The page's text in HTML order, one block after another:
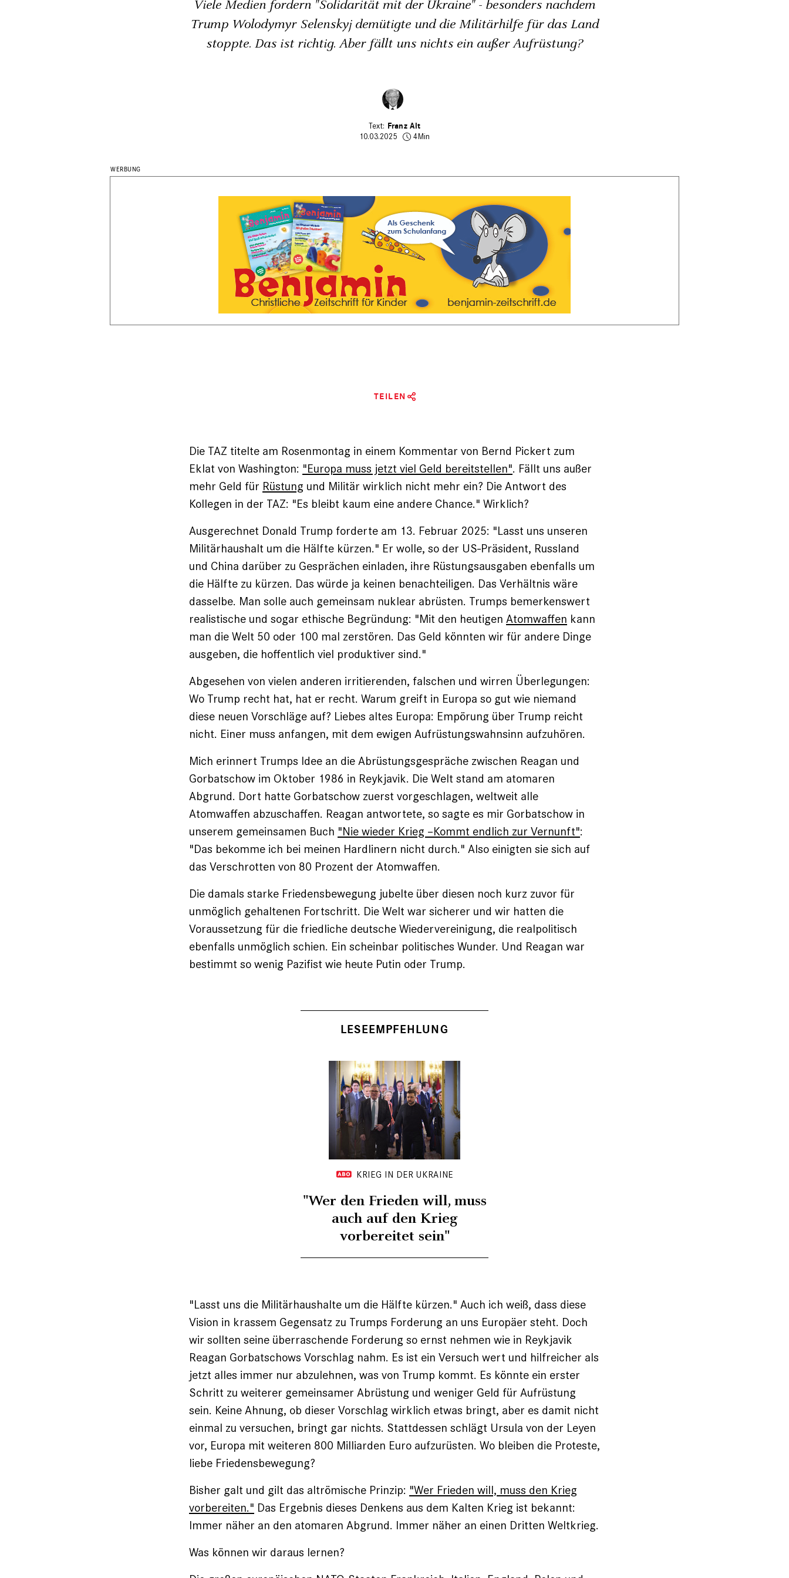
Viele Medien fordern "Solidarität mit der Ukraine" - besonders nachdem
Trump Wolodymyr Selenskyj demütigte und die Militärhilfe für das Land
stoppte. Das ist richtig. Aber fällt uns nichts ein außer Aufrüstung?
Franz Alt
10.03.2025
4Min
TEILEN
Die TAZ titelte am Rosenmontag in einem Kommentar von Bernd Pickert zum
Eklat von Washington: "Europa muss jetzt viel Geld bereitstellen". Fällt uns außer
mehr Geld für Rüstung und Militär wirklich nicht mehr ein? Die Antwort des
Kollegen in der TAZ: "Es bleibt kaum eine andere Chance." Wirklich?
Ausgerechnet Donald Trump forderte am 13. Februar 2025: "Lasst uns unseren
Militärhaushalt um die Hälfte kürzen." Er wolle, so der US-Präsident, Russland
und China darüber zu Gesprächen einladen, ihre Rüstungsausgaben ebenfalls um
die Hälfte zu kürzen. Das würde ja keinen benachteiligen. Das Verhältnis wäre
dasselbe. Man solle auch gemeinsam nuklear abrüsten. Trumps bemerkenswert
realistische und sogar ethische Begründung: "Mit den heutigen Atomwaffen kann
man die Welt 50 oder 100 mal zerstören. Das Geld könnten wir für andere Dinge
ausgeben, die hoffentlich viel produktiver sind."
Abgesehen von vielen anderen irritierenden, falschen und wirren Überlegungen:
Wo Trump recht hat, hat er recht. Warum greift in Europa so gut wie niemand
diese neuen Vorschläge auf? Liebes altes Europa: Empörung über Trump reicht
nicht. Einer muss anfangen, mit dem ewigen Aufrüstungswahnsinn aufzuhören.
Mich erinnert Trumps Idee an die Abrüstungsgespräche zwischen Reagan und
Gorbatschow im Oktober 1986 in Reykjavik. Die Welt stand am atomaren
Abgrund. Dort hatte Gorbatschow zuerst vorgeschlagen, weltweit alle
Atomwaffen abzuschaffen. Reagan antwortete, so sagte es mir Gorbatschow in
unserem gemeinsamen Buch "Nie wieder Krieg –Kommt endlich zur Vernunft":
"Das bekomme ich bei meinen Hardlinern nicht durch." Also einigten sie sich auf
das Verschrotten von 80 Prozent der Atomwaffen.
Die damals starke Friedensbewegung jubelte über diesen noch kurz zuvor für
unmöglich gehaltenen Fortschritt. Die Welt war sicherer und wir hatten die
Voraussetzung für die friedliche deutsche Wiedervereinigung, die realpolitisch
ebenfalls unmöglich schien. Ein scheinbar politisches Wunder. Und Reagan war
bestimmt so wenig Pazifist wie heute Putin oder Trump.
LESEEMPFEHLUNG
KRIEG IN DER UKRAINE
"Wer den Frieden will, muss
auch auf den Krieg
vorbereitet sein"
"Lasst uns die Militärhaushalte um die Hälfte kürzen." Auch ich weiß, dass diese
Vision in krassem Gegensatz zu Trumps Forderung an uns Europäer steht. Doch
wir sollten seine überraschende Forderung so ernst nehmen wie in Reykjavik
Reagan Gorbatschows Vorschlag nahm. Es ist ein Versuch wert und hilfreicher als
jetzt alles immer nur abzulehnen, was von Trump kommt. Es könnte ein erster
Schritt zu weiterer gemeinsamer Abrüstung und weniger Geld für Aufrüstung
sein. Keine Ahnung, ob dieser Vorschlag wirklich etwas bringt, aber es damit nicht
einmal zu versuchen, bringt gar nichts. Stattdessen schlägt Ursula von der Leyen
vor, Europa mit weiteren 800 Milliarden Euro aufzurüsten. Wo bleiben die Proteste,
liebe Friedensbewegung?
Bisher galt und gilt das altrömische Prinzip: "Wer Frieden will, muss den Krieg
vorbereiten." Das Ergebnis dieses Denkens aus dem Kalten Krieg ist bekannt:
Immer näher an den atomaren Abgrund. Immer näher an einen Dritten Weltkrieg.
Was können wir daraus lernen?